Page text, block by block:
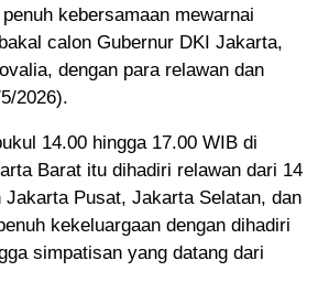
kebersamaan mewarnai
calon Gubernur DKI Jakarta,
dengan para relawan dan
2026).
14.00 hingga 17.00 WIB di
Barat itu dihadiri relawan dari 14
Pusat, Jakarta Selatan, dan
kekeluargaan dengan dihadiri
simpatisan yang datang dari